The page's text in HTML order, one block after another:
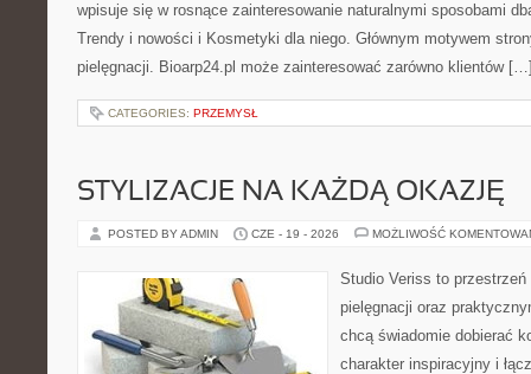
wpisuje się w rosnące zainteresowanie naturalnymi sposobami
Trendy i nowości i Kosmetyki dla niego. Głównym motywem
pielęgnacji. Bioarp24.pl może zainteresować zarówno klientów
CATEGORIES: PRZEMYSŁ
STYLIZACJE NA KAŻDĄ OKAZJĘ
POSTED BY ADMIN CZE - 19 - 2026 MOŻLIWOŚĆ
Studio Veriss to
pielęgnacji oraz
chcą świadomie dobierać
charakter inspiracyjny i